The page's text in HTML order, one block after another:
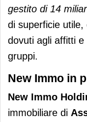
gestito di 14
di superficie
dovuti agli affitti
gruppi.
New Immo in
New Immo
immobiliare di